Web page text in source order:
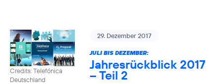
Credits: Telefónica
Deutschland
29. Dezember 2017
JULI BIS DEZEMBER:
Jahresrückblick 2017
– Teil 2